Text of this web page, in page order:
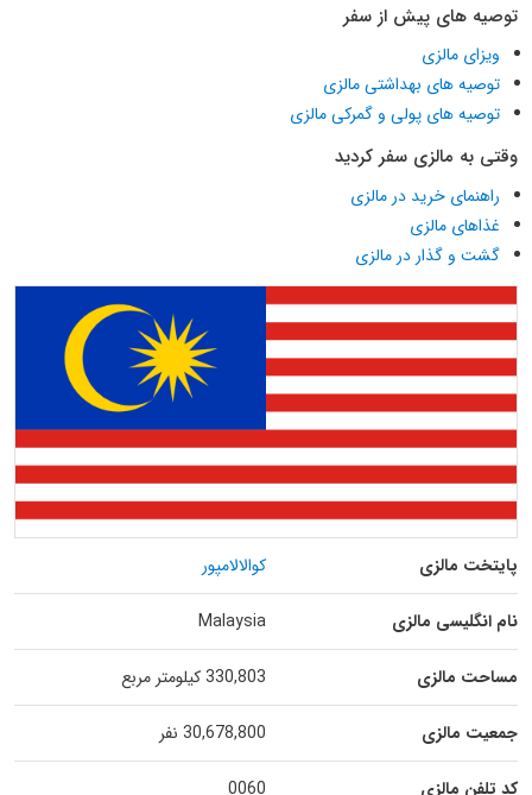
توصیه های پیش از سفر
ویزای مالزی
توصیه های بهداشتی مالزی
توصیه های پولی و گمرکی مالزی
وقتی به مالزی سفر کردید
راهنمای خرید در مالزی
غذاهای مالزی
گشت و گذار در مالزی
پایتخت مالزی کوالالامپور
نام انگلیسی مالزی Malaysia
مساحت مالزی 330,803 کیلومتر مربع
جمعیت مالزی 30,678,800 نفر
کد تلفن مالزی 0060